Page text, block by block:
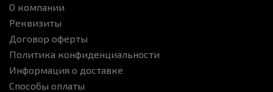
О компании
Реквизиты
Договор оферты
Политика конфиденциальности
Информация о доставке
Способы оплаты